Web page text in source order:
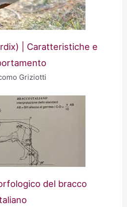
| Caratteristiche e
Griziotti
del bracco